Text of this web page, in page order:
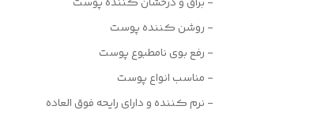
- روشن کننده پوست
- رفع بوی نامطبوع پوست
- مناسب انواع پوست
- نرم کننده و دارای رایحه فوق العاده